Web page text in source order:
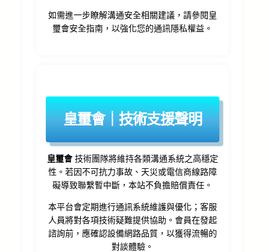
如需進一步瞭解溝通安全相關建議，請參閱皇
璽會安全指南，以強化您的通訊隱私權益。
皇璽會｜技術支援聲明
皇璽會技術團隊將維持各類溝通系統之高穩定
性。若因不可抗力事故、天災或電信商線路障
礙導致聯繫暫中斷，本站不負擔賠償責任。
本平台會定期進行通訊系統維護與優化；客服
人員將對各項技術疑難提供協助。會員在發起
諮詢前，應確認設備網路品質，以獲得流暢的
對談體驗。